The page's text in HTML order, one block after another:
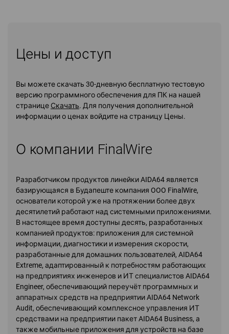
Цены и доступ
Вы можете скачать 30-дневную бесплатную тестовую
версию программного обеспечения для ПК на нашей
странице Скачать. Для получения дополнительной
информации о ценах войдите на страницу Цены.
О компании FinalWire
Разработчиком продуктов линейки AIDA64 является
базирующаяся в Будапеште компания OOO FinalWire,
основатели которой уже на протяжении более двух
десятилетий работают над системными приложениями.
В настоящее время доступны десять, разработанных
компанией продуктов: приложения для системной
информации, диагностики и измерения скорости,
разработанные для домашних пользователей, AIDA64
Extreme, адаптированный к потребностям работающих
на предприятиях инженеров и ИТ специалистов AIDA64
Engineer, обеспечивающий переучёт программных и
аппаратных средств на предприятии AIDA64 Network
Audit, обеспечивающий комплексное управления ИТ
средствами на предприятии пакет AIDA64 Business, а
также мобильные приложения для устройств на базе